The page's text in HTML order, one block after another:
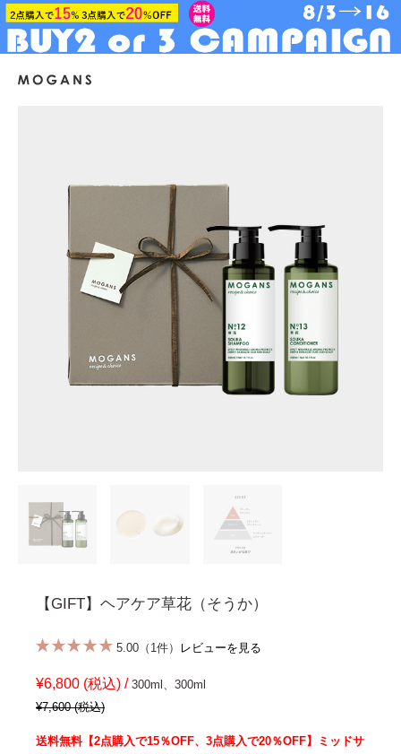
【GIFT】ヘアケア草花（そうか）
5.00（1件） レビューを見る
¥6,800 (税込) / 300ml、300ml
¥7,600 (税込)
送料無料【2点購入で15％OFF、3点購入で20％OFF】ミッドサ